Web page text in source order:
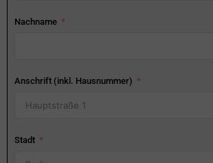
Nachname
Anschrift (inkl. Hausnummer)
Stadt